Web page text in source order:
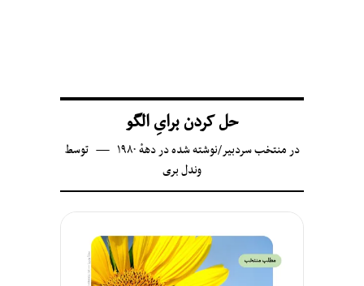
حل کردن برایِ الگو
درمنتخب سردبیر/نوشته شده در دههٔ ۱۹۸۰
توسط
وندل بری